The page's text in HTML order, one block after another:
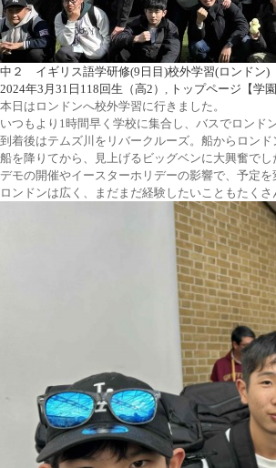
中２ イギリス語学研修(9日目)校外学習(ロンドン)
2024年3月31日 118回生（高2） , トップページ【学
本日はロンドンへ校外学習に行きました。
いつもより1時間早く学校に集合し、バスでロンド
到着後はテムズ川をリバークルーズ。船からロン
船を降りてから、見上げるビッグベンに大興奮で
デモの開催やイースターホリデーの影響で、予定
ロンドンは広く、まだまだ経験したいこともたく